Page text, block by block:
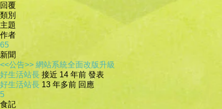
回覆
類別
主題
作者
65
新聞
<<公告>> 網站系統全面改版升級
好生活站長 接近 14 年前 發表
好生活站長 13 年多前 回應
5
食記